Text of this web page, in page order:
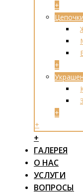
+
Цепочки
+
+
+
+
ГАЛЕРЕЯ
О НАС
УСЛУГИ
ВОПРОСЫ